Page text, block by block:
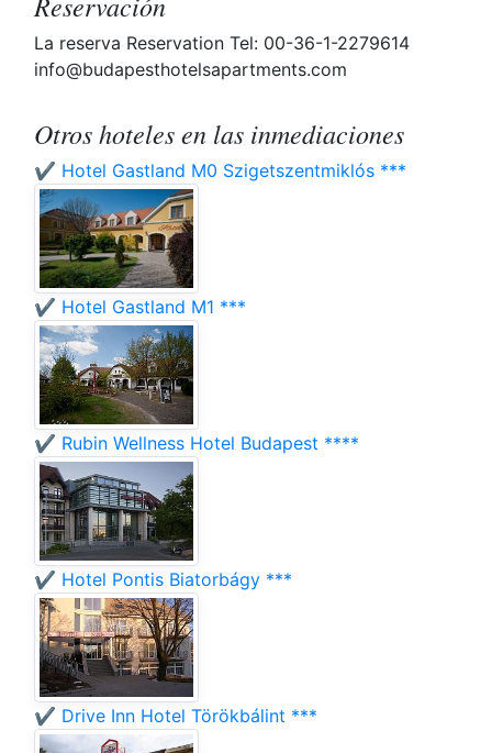
La reserva Reservation Tel: 00-36-1-2279614
info@budapesthotelsapartments.com
Otros hoteles en las inmediaciones
✔️ Hotel Gastland M0 Szigetszentmiklós ***
✔️ Hotel Gastland M1 ***
✔️ Rubin Wellness Hotel Budapest ****
✔️ Hotel Pontis Biatorbágy ***
✔️ Drive Inn Hotel Törökbálint ***